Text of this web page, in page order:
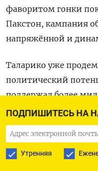
ПОДПИШИТЕСЬ НА
Утренняя
фаворитом гонки
Пакстон, кампания
напряжённой и
Таларико уже
политический
поддержал более
чем получили
так и во втором
праймериз.
выступил в